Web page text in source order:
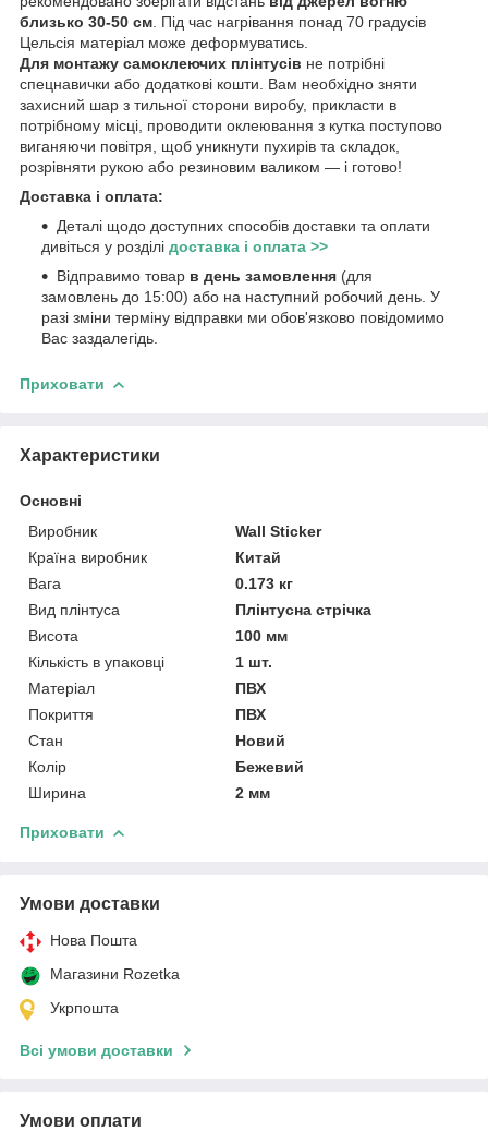
близько 30-50 см . Під час нагрівання понад 70 градусів
Цельсія матеріал може деформуватись.
Для монтажу самоклеючих плінтусів не потрібні
спецнавички або додаткові кошти. Вам необхідно зняти
захисний шар з тильної сторони виробу, прикласти в
потрібному місці, проводити оклеювання з кутка поступово
виганяючи повітря, щоб уникнути пухирів та складок,
розрівняти рукою або резиновим валиком ― і готово!
Доставка і оплата:
Деталі щодо доступних способів доставки та оплати
дивіться у розділі доставка і оплата >>
Відправимо товар в день замовлення (для
замовлень до 15:00) або на наступний робочий день. У
разі зміни терміну відправки ми обов'язково повідомимо
Вас заздалегідь.
Приховати
Характеристики
Основні
Виробник
Wall Sticker
Країна виробник
Китай
Вага
0.173 кг
Вид плінтуса
Плінтусна стрічка
Висота
100 мм
Кількість в упаковці
1 шт.
Матеріал
ПВХ
Покриття
ПВХ
Стан
Новий
Колір
Бежевий
Ширина
2 мм
Приховати
Умови доставки
Нова Пошта
Магазини Rozetka
Укрпошта
Всі умови доставки
Умови оплати